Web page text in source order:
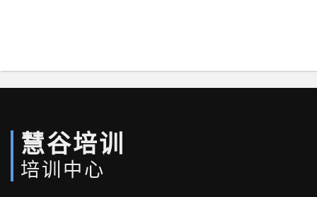
慧谷培训
培训中心